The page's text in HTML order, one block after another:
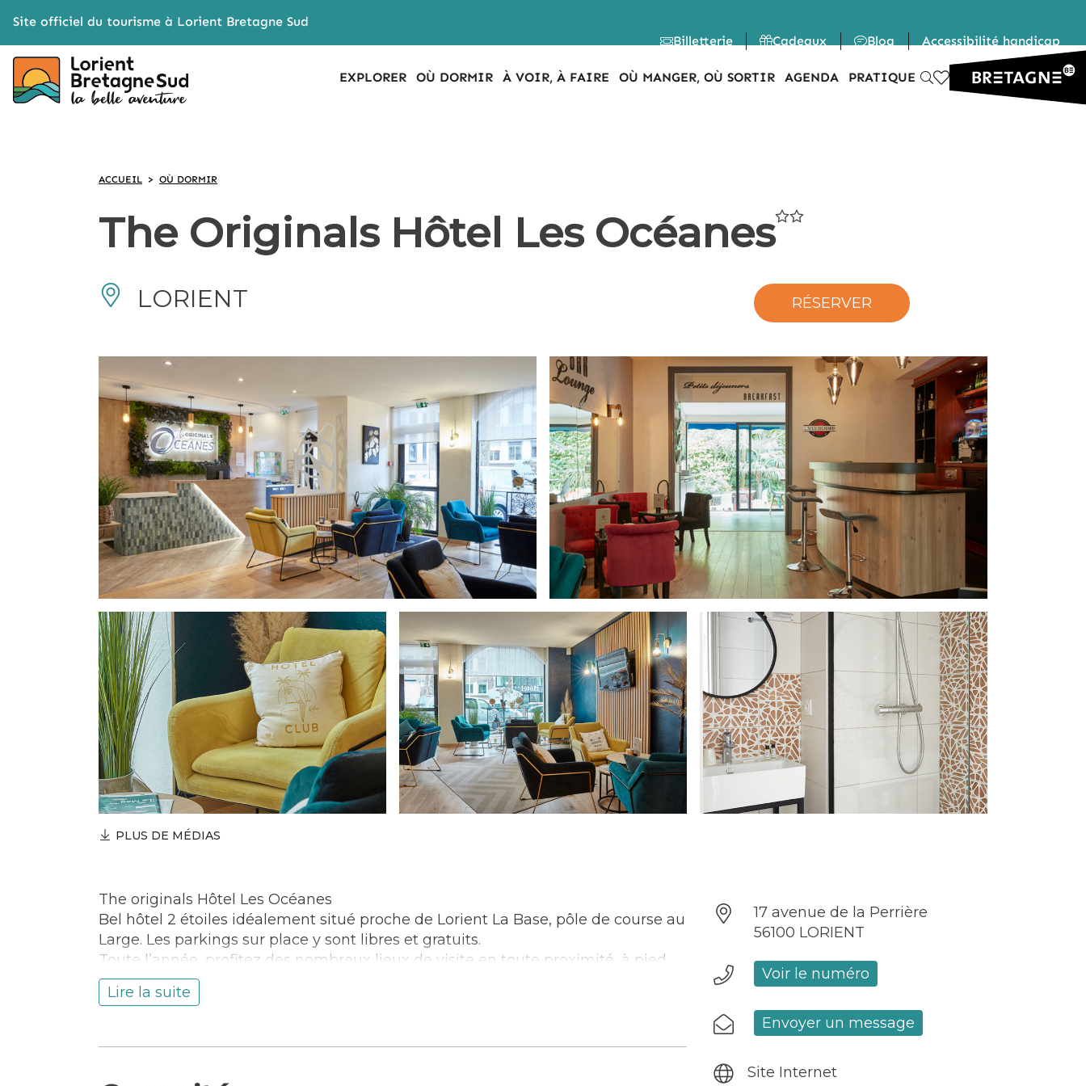
Site officiel du tourisme à Lorient Bretagne Sud
Billetterie
Cadeaux Blog Accessibilité handicap
EXPLORER OÙ DORMIR À VOIR, À FAIRE OÙ MANGER, OÙ SORTIR AGENDA PRATIQUE
ACCUEIL > OÙ DORMIR
The Originals Hôtel Les Océanes
LORIENT RÉSERVER
PLUS DE MÉDIAS
The originals Hôtel Les Océanes
Bel hôtel 2 étoiles idéalement situé proche de Lorient La Base, pôle de course au
Large. Les parkings sur place y sont libres et gratuits.
Toute l’année, profitez des nombreux lieux de visite en toute proximité, à pied
ou à vélo :
– la Cité de la Voile Eric Tabarly
– la Gare Maritime pour vous rendre le temps d’une journée en excursion à l’île
Lire la suite
17 avenue de la Perrière
56100 LORIENT
Voir le numéro
Envoyer un message
Site Internet